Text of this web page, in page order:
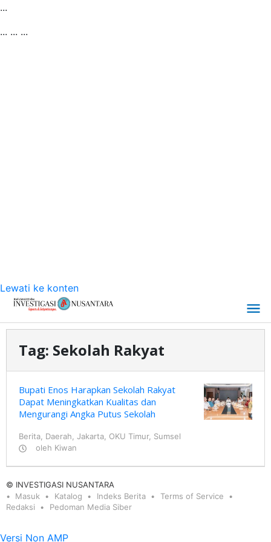
...
... ... ...
Lewati ke konten
Tag: Sekolah Rakyat
Bupati Enos Harapkan Sekolah Rakyat
Dapat Meningkatkan Kualitas dan
Mengurangi Angka Putus Sekolah
Berita Daerah Jakarta OKU Timur, Sumsel
oleh Kiwan
© INVESTIGASI NUSANTARA
Masuk
Katalog Indeks Berita
Terms of Service
Redaksi
Pedoman Media Siber
Versi Non AMP